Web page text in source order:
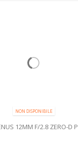
NON DISPONIBILE
12MM F/2.8 ZERO-D